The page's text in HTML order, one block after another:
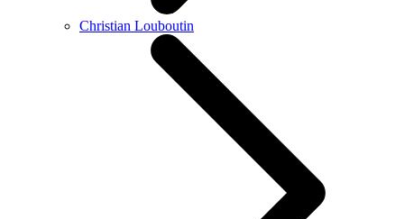
Christian Louboutin